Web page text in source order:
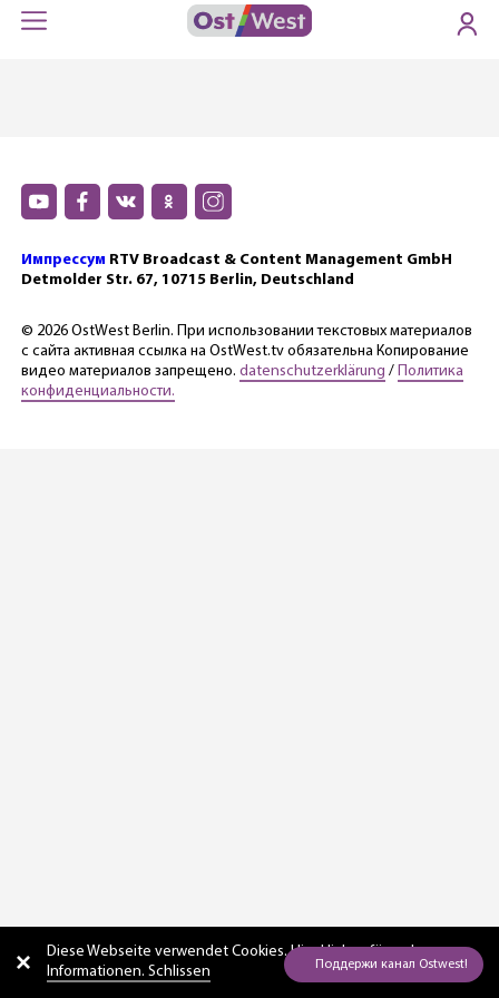
Импрессум RTV Broadcast & Content Management GmbH
Detmolder Str. 67, 10715 Berlin, Deutschland
© 2026 OstWest Berlin. При использовании текстовых материалов
с сайта активная ссылка на OstWest.tv обязательна Копирование
видео материалов запрещено. datenschutzerklärung / Политика
конфиденциальности.
Diese Webseite verwendet Cookies. Hierklicken für mehr
Informationen. Schlissen